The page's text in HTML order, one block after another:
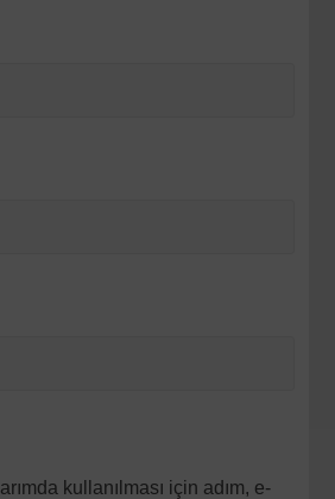
kullanılması için adım, e-